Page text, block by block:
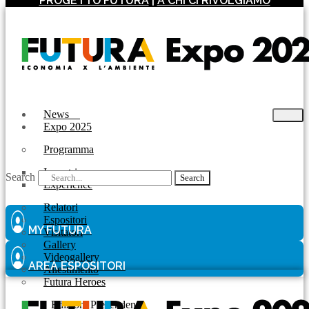
News
Expo 2025
Programma
Incontri
Experience
Relatori
Espositori
Visitatori
Gallery
Videogallery
Allestimento
Futura Heroes
| Edizioni Precendenti
Search Search
MY FUTURA
AREA ESPOSITORI